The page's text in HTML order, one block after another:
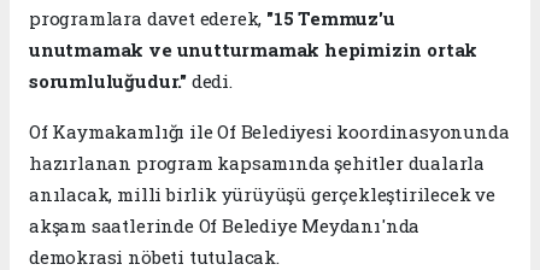
programlara davet ederek, "15 Temmuz'u
unutmamak ve unutturmamak hepimizin ortak
sorumluluğudur." dedi.
Of Kaymakamlığı ile Of Belediyesi koordinasyonunda
hazırlanan program kapsamında şehitler dualarla
anılacak, milli birlik yürüyüşü gerçekleştirilecek ve
akşam saatlerinde Of Belediye Meydanı'nda
demokrasi nöbeti tutulacak.